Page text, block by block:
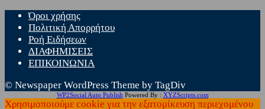
Όροι χρήσης
Πολιτική Απορρήτου
Ροή Ειδήσεων
ΔΙΑΦΗΜΙΣΕΙΣ
ΕΠΙΚΟΙΝΩΝΙΑ
© Newspaper WordPress Theme by TagDiv
WP2Social Auto Publish Powered By : XYZScripts.com
Χρησιμοποιούμε cookie για την εξατομίκευση περιεχομένου